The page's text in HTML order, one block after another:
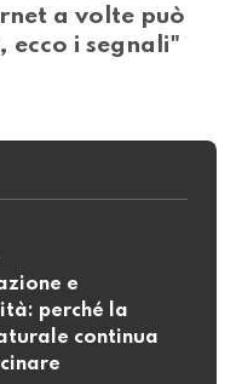
a volte può
ecco i segnali"
e
perché la
continua